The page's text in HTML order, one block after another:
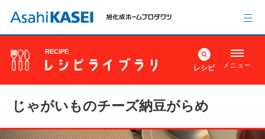
RECIPE
レシピ メニュー
じゃがいものチーズ納豆がらめ